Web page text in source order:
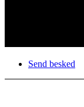
Send besked